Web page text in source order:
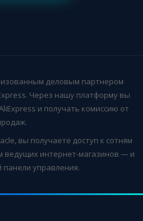
деловым партнером
Через нашу платформу вы
и получать комиссию от
вы получаете доступ к сотням
ведущих интернет-магазинов — и
панели управления.